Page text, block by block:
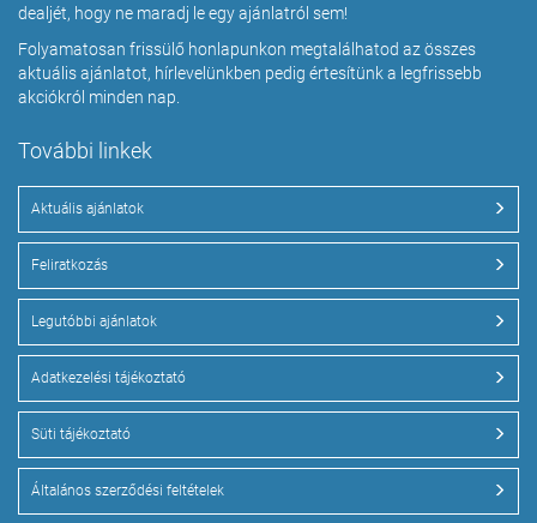
dealjét, hogy ne maradj le egy ajánlatról sem!
Folyamatosan frissülő honlapunkon megtalálhatod az összes
aktuális ajánlatot, hírlevelünkben pedig értesítünk a legfrissebb
akciókról minden nap.
További linkek
Aktuális ajánlatok
Feliratkozás
Legutóbbi ajánlatok
Adatkezelési tájékoztató
Süti tájékoztató
Általános szerződési feltételek